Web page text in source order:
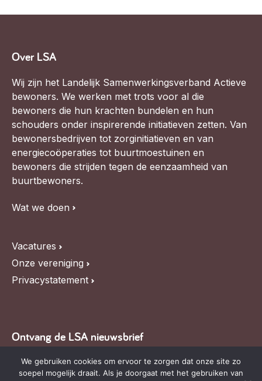
Over LSA
Wij zijn het Landelijk Samenwerkingsverband Actieve
bewoners. We werken met trots voor al die
bewoners die hun krachten bundelen en hun
schouders onder inspirerende initiatieven zetten. Van
bewonersbedrijven tot zorginitiatieven en van
energiecoöperaties tot buurtmoestuinen en
bewoners die strijden tegen de eenzaamheid van
buurtbewoners.
Wat we doen
Vacatures
Onze vereniging
Privacystatement
Ontvang de LSA nieuwsbrief
Blijf op de hoogte van LSA nieuws, de agenda en
relevante ontwikkelingen,schrijf je in voor onze
We gebruiken cookies om ervoor te zorgen dat onze site zo
soepel mogelijk draait. Als je doorgaat met het gebruiken van